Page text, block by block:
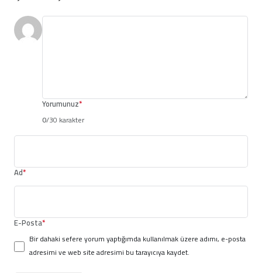
Yorumunuz*
0/30 karakter
Ad*
E-Posta*
Bir dahaki sefere yorum yaptığımda kullanılmak üzere adımı, e-posta
adresimi ve web site adresimi bu tarayıcıya kaydet.